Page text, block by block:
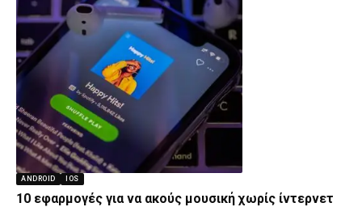
ANDROID IOS
10 εφαρμογές για να ακούς μουσική χωρίς ίντερνετ